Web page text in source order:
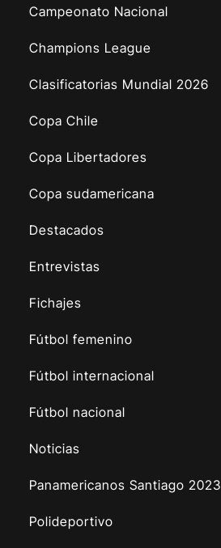
Campeonato Nacional
Champions League
Clasificatorias Mundial 2026
Copa Chile
Copa Libertadores
Copa sudamericana
Destacados
Entrevistas
Fichajes
Fútbol femenino
Fútbol internacional
Fútbol nacional
Noticias
Panamericanos Santiago 2023
Polideportivo